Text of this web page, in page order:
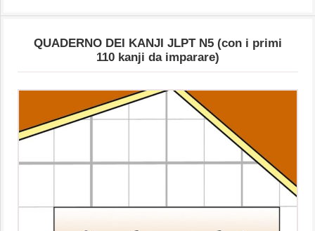
QUADERNO DEI KANJI JLPT N5 (con i primi
110 kanji da imparare)